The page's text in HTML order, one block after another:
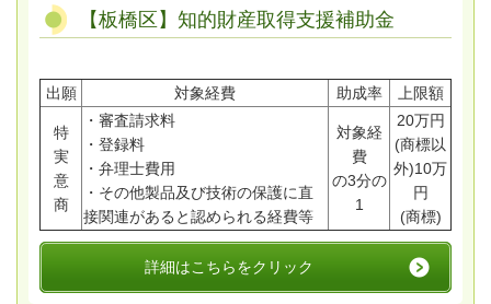
【板橋区】知的財産取得支援補助金
出願 対象経費 助成率 上限額
特
実
意
商
・審査請求料
・登録料
・弁理士費用
・その他製品及び技術の保護に直
接関連があると認められる経費等
対象経
費
の3分の
1
20万円
(商標以
外)10万
円
(商標)
詳細はこちらをクリック